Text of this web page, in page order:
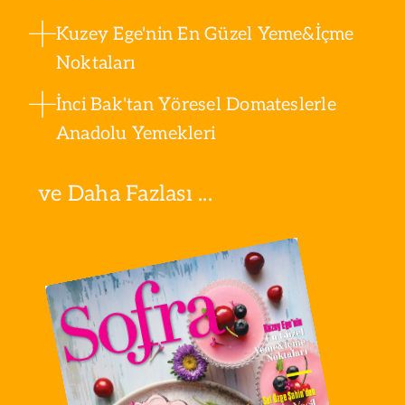
Kuzey Ege'nin En Güzel Yeme&İçme
Noktaları
İnci Bak'tan Yöresel Domateslerle
Anadolu Yemekleri
ve Daha Fazlası ...